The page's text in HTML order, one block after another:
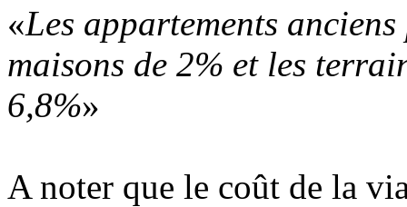
«Les appartements
maisons de 2% et les
6,8%»
A noter que le coût de la